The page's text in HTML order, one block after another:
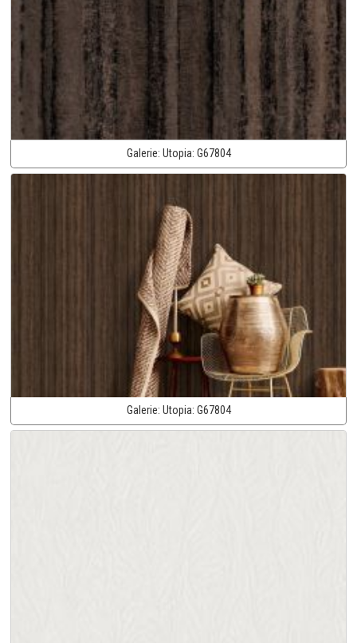
Galerie: Utopia: G67804
Galerie: Utopia: G67804